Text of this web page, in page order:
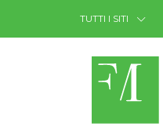
TUTTI I SITI